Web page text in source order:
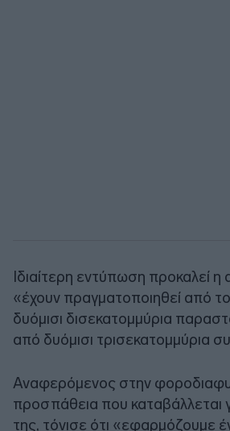
Ιδιαίτερη εντύπωση προκαλεί
«έχουν πραγματοποιηθεί από
δυόμισι δισεκατομμύρια
από δυόμισι τρισεκατομμύρια
Αναφερόμενος στην
προσπάθεια που καταβάλλεται
της, τόνισε ότι «εφαρμόζουμε